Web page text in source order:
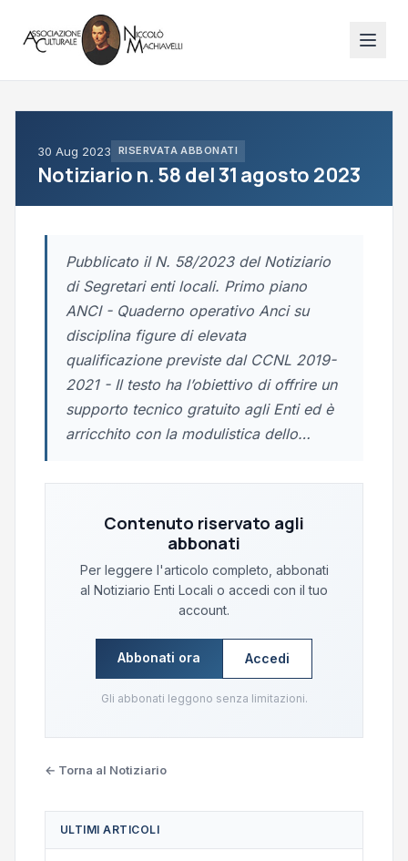
30 Aug 2023 RISERVATA ABBONATI
Notiziario n. 58 del 31 agosto 2023
Pubblicato il N. 58/2023 del Notiziario
di Segretari enti locali. Primo piano
ANCI - Quaderno operativo Anci su
disciplina figure di elevata
qualificazione previste dal CCNL 2019-
2021 - Il testo ha l’obiettivo di offrire un
supporto tecnico gratuito agli Enti ed è
arricchito con la modulistica dello…
Contenuto riservato agli
abbonati
Per leggere l'articolo completo, abbonati
al Notiziario Enti Locali o accedi con il tuo
account.
Abbonati ora Accedi
Gli abbonati leggono senza limitazioni.
← Torna al Notiziario
ULTIMI ARTICOLI